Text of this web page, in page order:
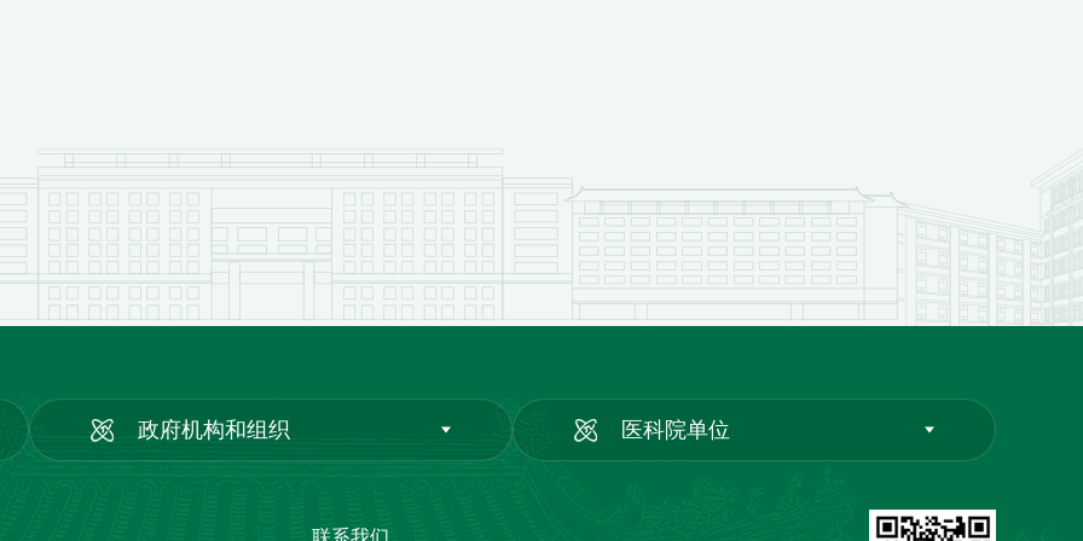
政府机构和组织 医科院单位